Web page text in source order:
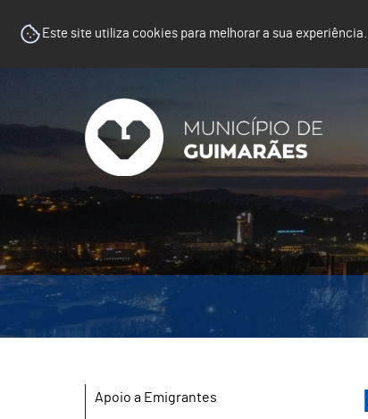
Este site utiliza cookies para melhorar a sua experiência.
Apoio a Emigrantes